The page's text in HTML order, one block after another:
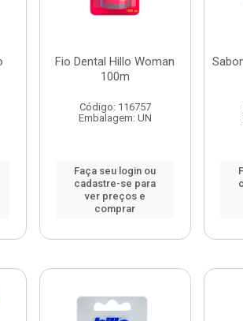
Fio Dental Hillo Woman
100m
Código: 116757
Embalagem: UN
Faça seu login ou
cadastre-se para
ver preços e
comprar